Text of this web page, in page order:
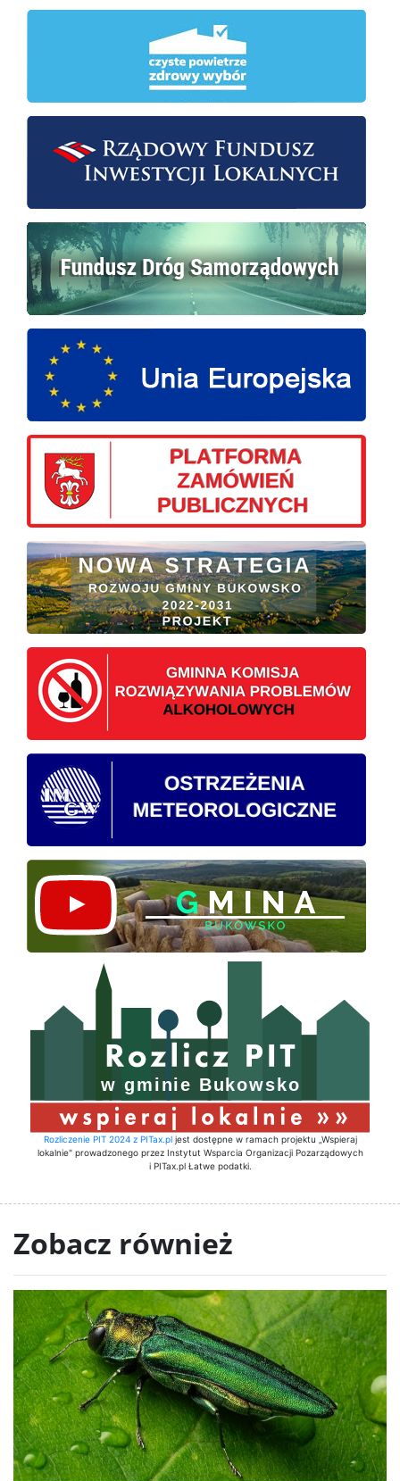
Rozliczenie PIT 2024 z PITax.pljest dostępne w ramach projektu „Wspieraj
lokalnie" prowadzonego przez Instytut Wsparcia Organizacji Pozarządowych
i PITax.pl Łatwe podatki.
Zobacz również